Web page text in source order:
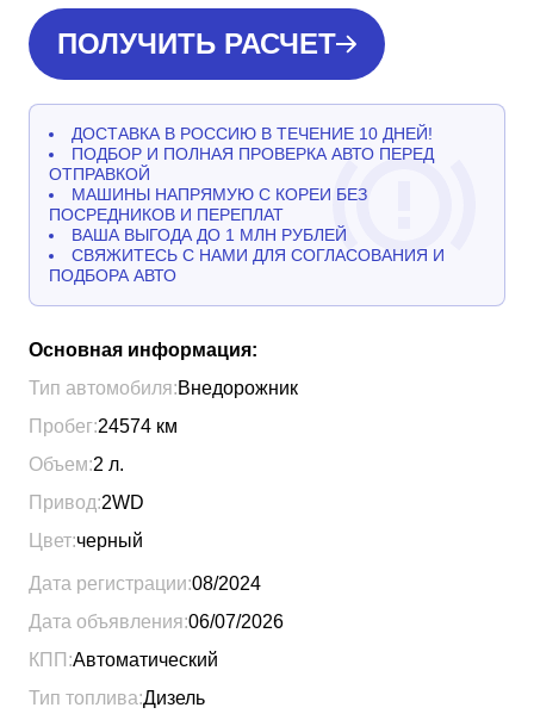
ПОЛУЧИТЬ РАСЧЕТ
ДОСТАВКА В РОССИЮ В ТЕЧЕНИЕ 10 ДНЕЙ!
ПОДБОР И ПОЛНАЯ ПРОВЕРКА АВТО ПЕРЕД
ОТПРАВКОЙ
МАШИНЫ НАПРЯМУЮ С КОРЕИ БЕЗ
ПОСРЕДНИКОВ И ПЕРЕПЛАТ
ВАША ВЫГОДА ДО 1 МЛН РУБЛЕЙ
СВЯЖИТЕСЬ С НАМИ ДЛЯ СОГЛАСОВАНИЯ И
ПОДБОРА АВТО
Основная информация:
Тип автомобиля:Внедорожник
Пробег:24574 км
Объем:2 л.
Привод:2WD
Цвет:черный
Дата регистрации:08/2024
Дата объявления:06/07/2026
КПП:Автоматический
Тип топлива:Дизель